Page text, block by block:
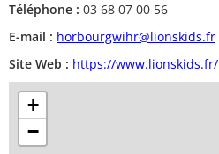
Téléphone : 03 68 07 00 56
E-mail : horbourgwihr@lionskids.fr
Site Web : https://www.lionskids.fr/
+
−